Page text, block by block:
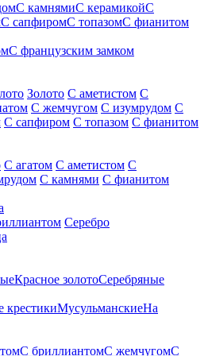
С камнямиС керамикойС
С сапфиромС топазомС фианитом
С французским замком
Золото С аметистом С
С жемчугом С изумрудом С
С сапфиром С топазом С фианитом
С агатом С аметистом С
С камнями С фианитом
Серебро
Красное золотоСеребряные
крестикиМусульманскиеНа
С бриллиантомС жемчугомС